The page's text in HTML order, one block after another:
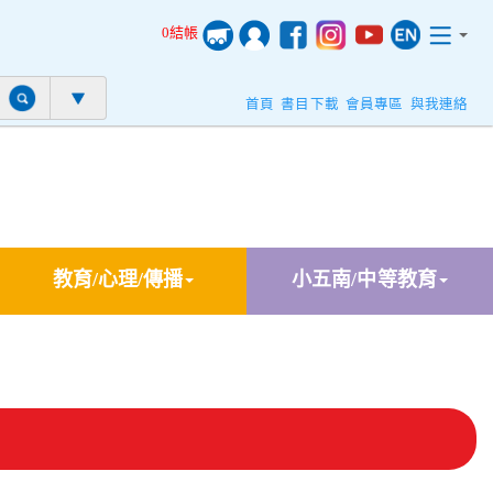
0結帳
首頁 書目下載 會員專區 與我連絡
教育/心理/傳播 小五南/中等教育